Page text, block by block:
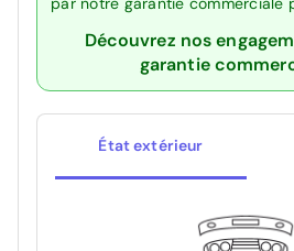
Découvrez nos
garantie
État extérieur